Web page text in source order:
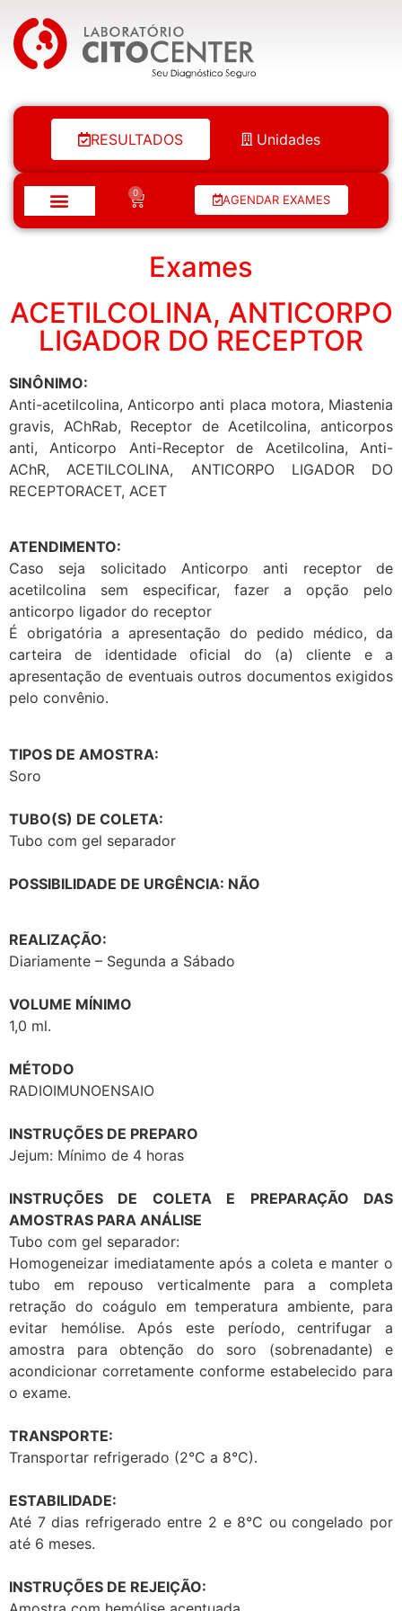
Laboratório Citocenter
RESULTADOS Unidades
0 AGENDAR EXAMES
Exames
ACETILCOLINA, ANTICORPO
LIGADOR DO RECEPTOR
SINÔNIMO:
Anti-acetilcolina, Anticorpo anti placa motora, Miastenia
gravis, AChRab, Receptor de Acetilcolina, anticorpos
anti, Anticorpo Anti-Receptor de Acetilcolina, Anti-
AChR, ACETILCOLINA, ANTICORPO LIGADOR DO
RECEPTORACET, ACET
ATENDIMENTO:
Caso seja solicitado Anticorpo anti receptor de
acetilcolina sem especificar, fazer a opção pelo
anticorpo ligador do receptor
É obrigatória a apresentação do pedido médico, da
carteira de identidade oficial do (a) cliente e a
apresentação de eventuais outros documentos exigidos
pelo convênio.
TIPOS DE AMOSTRA:
Soro
TUBO(S) DE COLETA:
Tubo com gel separador
POSSIBILIDADE DE URGÊNCIA: NÃO
REALIZAÇÃO:
Diariamente – Segunda a Sábado
VOLUME MÍNIMO
1,0 ml.
MÉTODO
RADIOIMUNOENSAIO
INSTRUÇÕES DE PREPARO
Jejum: Mínimo de 4 horas
INSTRUÇÕES DE COLETA E PREPARAÇÃO DAS
AMOSTRAS PARA ANÁLISE
Tubo com gel separador:
Homogeneizar imediatamente após a coleta e manter o
tubo em repouso verticalmente para a completa
retração do coágulo em temperatura ambiente, para
evitar hemólise. Após este período, centrifugar a
amostra para obtenção do soro (sobrenadante) e
acondicionar corretamente conforme estabelecido para
o exame.
TRANSPORTE:
Transportar refrigerado (2°C a 8°C).
ESTABILIDADE:
Até 7 dias refrigerado entre 2 e 8°C ou congelado por
até 6 meses.
INSTRUÇÕES DE REJEIÇÃO: